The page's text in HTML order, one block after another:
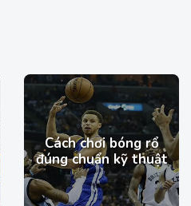
Cách chơi bóng rổ
đúng chuẩn kỹ thuật